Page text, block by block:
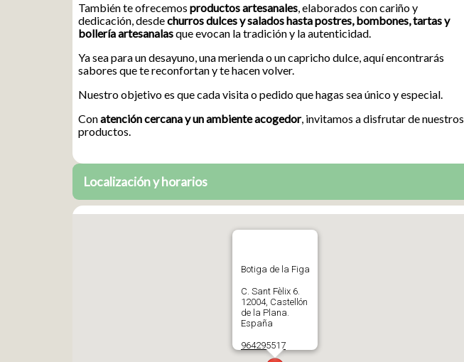
También te ofrecemos productos artesanales, elaborados con cariño y
dedicación, desdechurros dulces y salados hasta postres, bombones, tartas y
bollería artesanalasque evocan la tradición y la autenticidad.
Ya sea para un desayuno, una merienda o un capricho dulce, aquí encontrarás
sabores que te reconfortan y te hacen volver.
Nuestro objetivo es que cada visita o pedido que hagas sea único y especial.
Conatención cercana y un ambiente acogedor, invitamos a disfrutar de nuestros
productos.
Localización y horarios
Botiga de la Figa
C. Sant Fèlix 6.
12004, Castellón
de la Plana.
España
964295517